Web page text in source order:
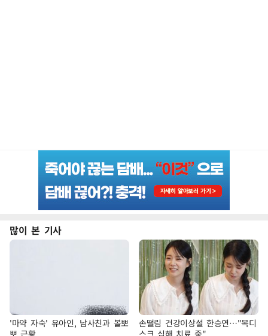
많이 본 기사
'마약 자숙' 유아인, 남사친과 볼뽀
뽀 근황
손떨림 건강이상설 한승연…"목디
스크 심해 치료 중"